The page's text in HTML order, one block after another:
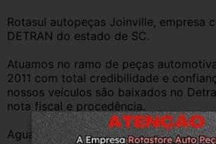
Rotasul autopeças Joinville, empresa
DETRAN do estado de SC.
Atuamos no ramo de peças
2011 com total credibilidade e
nossos veículos são baixados no
nota fiscal e procedência.
Aguardamos sua pergunta ou compra